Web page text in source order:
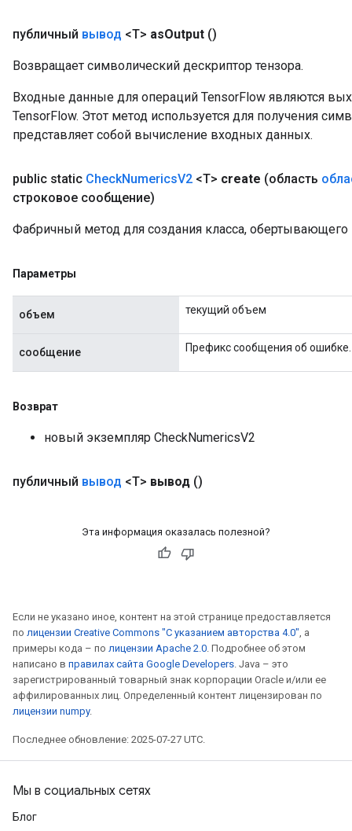
публичный вывод <T> asOutput ()
Возвращает символический дескриптор тензора.
Входные данные для операций TensorFlow являются
TensorFlow. Этот метод используется для получения
представляет собой вычисление входных данных.
public static CheckNumericsV2 <T> create (область
строковое сообщение)
Фабричный метод для создания класса,
Параметры
объем текущий объем
сообщение Префикс сообщения об ошибке.
Возврат
новый экземпляр CheckNumericsV2
публичный вывод <T> вывод ()
Эта информация оказалась полезной?
Если не указано иное, контент на этой странице предоставляется
по лицензии Creative Commons "С указанием авторства 4.0", а
примеры кода – по лицензии Apache 2.0. Подробнее об этом
написано в правилах сайта Google Developers. Java – это
зарегистрированный товарный знак корпорации Oracle и/или ее
аффилированных лиц. Определенный контент лицензирован по
лицензии numpy.
Последнее обновление: 2025-07-27 UTC.
Мы в социальных сетях
Блог